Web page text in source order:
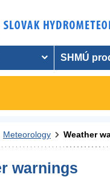
SHMÚ
Meteorology Weather
warnings